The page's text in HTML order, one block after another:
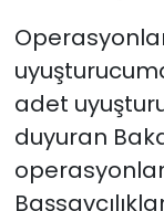
adet
duyuran